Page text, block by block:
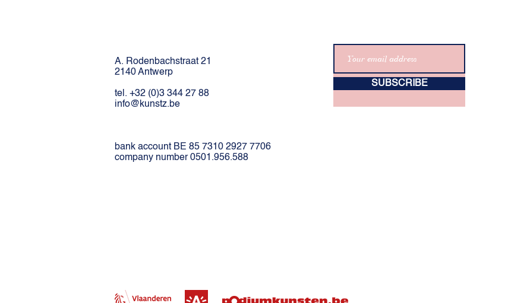
A. Rodenbachstraat 21
2140 Antwerp
tel. +32 (0)3 344 27 88
info@kunstz.be
bank account BE 85 7310 2927 7706
company number 0501.956.588
SUBSCRIBE